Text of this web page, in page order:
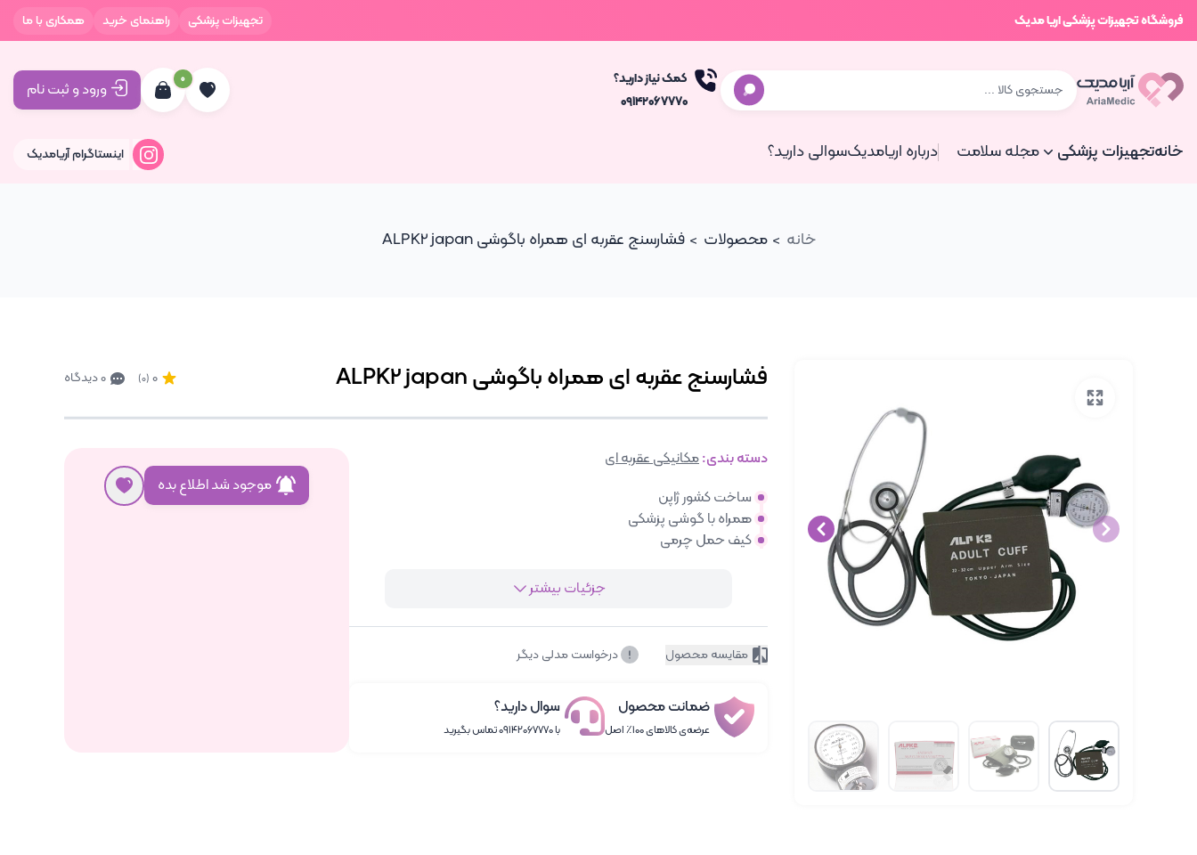
فروشگاه تجهیزات پزشکی اریا مدیک تجهیزات پزشکی راهنمای خرید همکاری با ما
کمک نیاز دارید؟
۰۹۱۴۲۰۶۷۷۷۰
0
ورود و ثبت نام
خانهتجهیزات پزشکی مجله سلامت درباره اریامدیکسوالی دارید؟ اینستاگرام آریامدیک
خانه محصولات فشارسنج عقربه ای همراه باگوشی ALPK2 japan
فشارسنج عقربه ای همراه باگوشی ALPK2 japan 0
(0)
دسته بندی:مکانیکی عقربه ای
ساخت کشور ژاپن
همراه با گوشی پزشکی
کیف حمل چرمی
جزئیات بیشتر
مقایسه محصول درخواست مدلی دیگر
ضمانت محصول
عرضه‌ی کالاهای ۱۰۰٪ اصل
سوال دارید؟
با ۰۹۱۴۲۰۶۷۷۷۰ تماس بگیرید
موجود شد اطلاع بده